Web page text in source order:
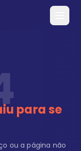
para se
ou a página não